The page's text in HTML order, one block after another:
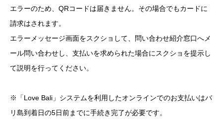
エラーのため、QRコードは届きません。その場合でもカードに
請求はされます。
エラーメッセージ画面をスクショして、問い合わせ紹介窓口へメ
ール問い合わせし、支払いを求められた場合にスクショを提示し
て説明を行ってください。
※「Love Bali」システムを利用したオンラインでのお支払いはバ
リ島到着日の5日前までに手続き完了が必要です。